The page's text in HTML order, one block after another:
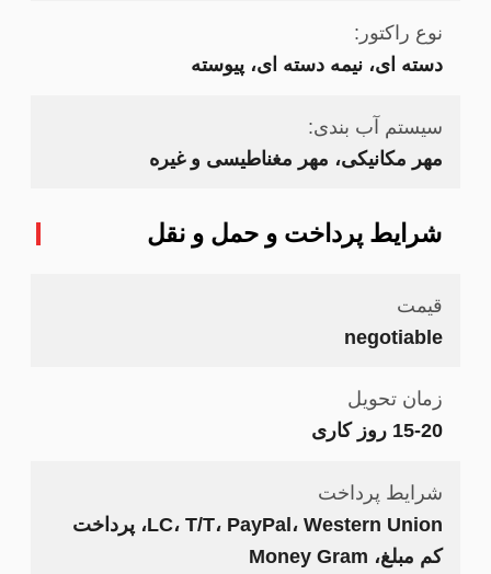
نوع راکتور:
دسته ای، نیمه دسته ای، پیوسته
سیستم آب بندی:
مهر مکانیکی، مهر مغناطیسی و غیره
شرایط پرداخت و حمل و نقل
قیمت
negotiable
زمان تحویل
15-20 روز کاری
شرایط پرداخت
LC، T/T، PayPal، Western Union، پرداخت
کم مبلغ، Money Gram